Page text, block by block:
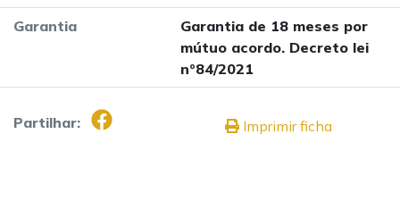
Garantia
Garantia de 18 meses por
mútuo acordo. Decreto lei
nº84/2021
Partilhar: Imprimir ficha